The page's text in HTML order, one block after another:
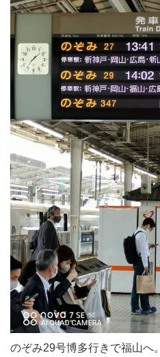
のぞみ29号博多行きで福山へ